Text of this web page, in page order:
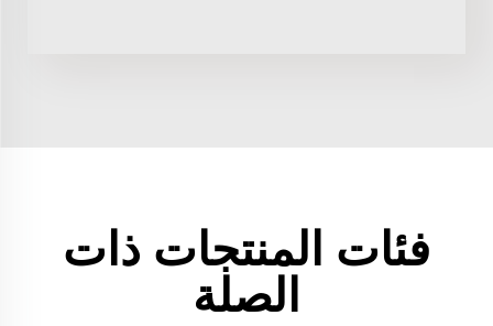
فئات المنتجات ذات
الصلة